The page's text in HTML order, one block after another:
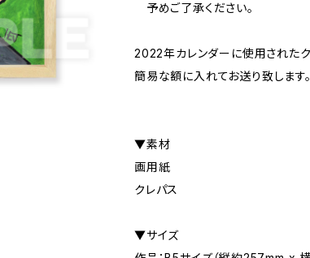
予めご了承ください。
2022年カレンダーに使用されたク
簡易な額に入れてお送り致します
▼素材
画用紙
クレパス
▼サイズ